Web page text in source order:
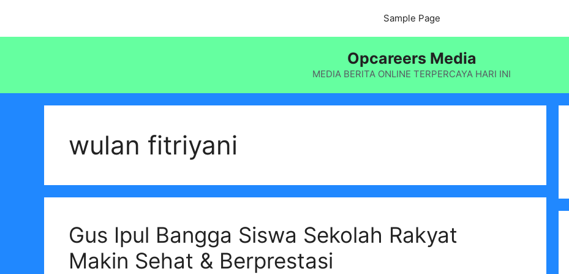
isi
Sample Page
Opcareers Media
MEDIA BERITA ONLINE TERPERCAYA HARI INI
wulan fitriyani
Gus Ipul Bangga Siswa Sekolah Rakyat
Makin Sehat & Berprestasi